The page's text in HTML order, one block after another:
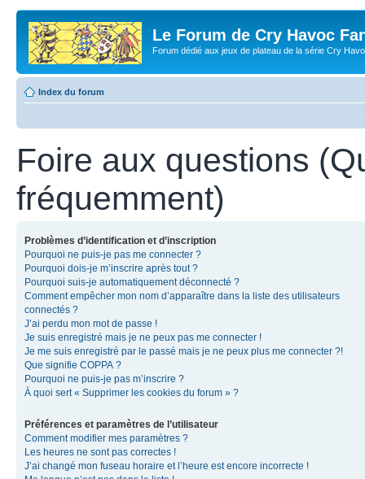
Le Forum de Cry Havoc
Forum dédié aux jeux de plateau de la série Cry
Index du forum
Foire aux questions
fréquemment)
Problèmes d’identification et d’inscription
Pourquoi ne puis-je pas me connecter ?
Pourquoi dois-je m’inscrire après tout ?
Pourquoi suis-je automatiquement déconnecté ?
Comment empêcher mon nom d’apparaître dans la liste des utilisateurs
connectés ?
J’ai perdu mon mot de passe !
Je suis enregistré mais je ne peux pas me connecter !
Je me suis enregistré par le passé mais je ne peux plus me connecter ?!
Que signifie COPPA ?
Pourquoi ne puis-je pas m’inscrire ?
À quoi sert « Supprimer les cookies du forum » ?
Préférences et paramètres de l’utilisateur
Comment modifier mes paramètres ?
Les heures ne sont pas correctes !
J’ai changé mon fuseau horaire et l’heure est encore incorrecte !